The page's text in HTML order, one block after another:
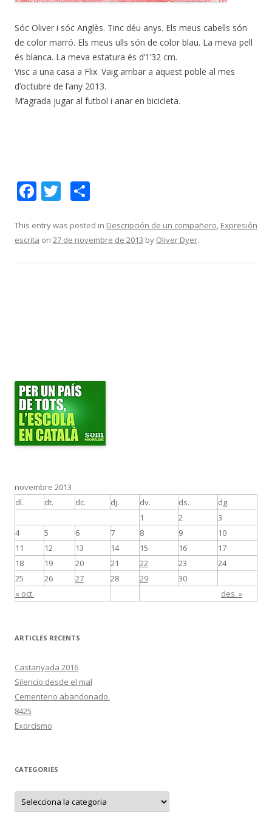
Sóc Oliver i sóc Anglès. Tinc déu anys. Els meus cabells són
de color marró. Els meus ulls són de color blau. La meva pell
és blanca. La meva estatura és d’1’32 cm.
Visc a una casa a Flix. Vaig arribar a aquest poble al mes
d’octubre de l’any 2013.
M’agrada jugar al futbol i anar en bicicleta.
F
e
b
T
itt
er
m
p
This entry was posted in Descripción de un compañero, Expresión
escrita on 27 de novembre de 2013 by Oliver Dyer.
novembre 2013
dl.
dt. dc. dj. dv. ds. dg.
« oct. des. »
1 2
3
4
5 6 7 8 9
10
11
12 13 14 15 16
17
18
19 20 21 22 23
24
25
26 27 28 29 30
ARTICLES RECENTS
Castanyada 2016
Silencio desde el mal
Cementerio abandonado.
8425
Exorcismo
CATEGORIES
C
t